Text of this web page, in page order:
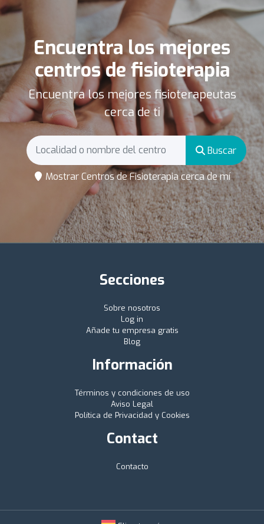
Encuentra los mejores
centros de fisioterapia
Encuentra los mejores fisioterapeutas
cerca de ti
Buscar
Mostrar Centros de Fisioterapia cerca de mí
Secciones
Sobre nosotros
Log in
Añade tu empresa gratis
Blog
Información
Términos y condiciones de uso
Aviso Legal
Política de Privacidad y Cookies
Contact
Contacto